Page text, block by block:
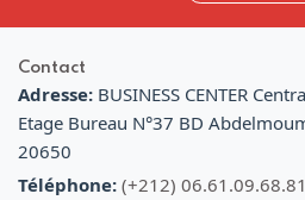
Contact
Adresse: BUSINESS CENTER
Etage Bureau N°37 BD
20650
Téléphone: (+212) 06.61.09.68.81